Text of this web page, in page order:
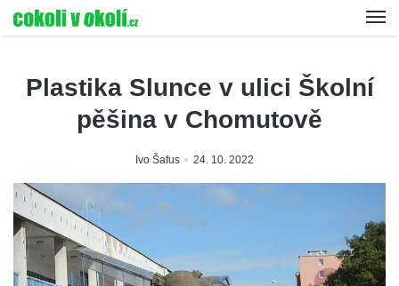
Plastika Slunce v ulici Školní
pěšina v Chomutově
Ivo Šafus 24. 10. 2022